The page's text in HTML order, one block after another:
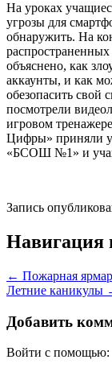
На уроках
угрозы для
обнаружить. На
объяснено, как
аккаунты, и как
обезопасить
посмотрели
игровом
Цифры» приняли
«БСОШ №1» и
Запись
Навигация
← Пожарная
Летние каникулы
Добавить
Войти с помощью: